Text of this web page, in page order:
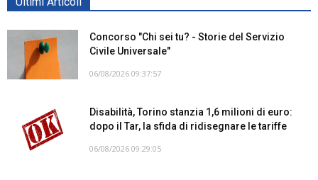
Concorso "Chi sei tu? - Storie del Servizio
Civile Universale"
06/08/2026 09:37:57
Disabilità, Torino stanzia 1,6 milioni di euro:
dopo il Tar, la sfida di ridisegnare le tariffe
06/08/2026 09:29:05